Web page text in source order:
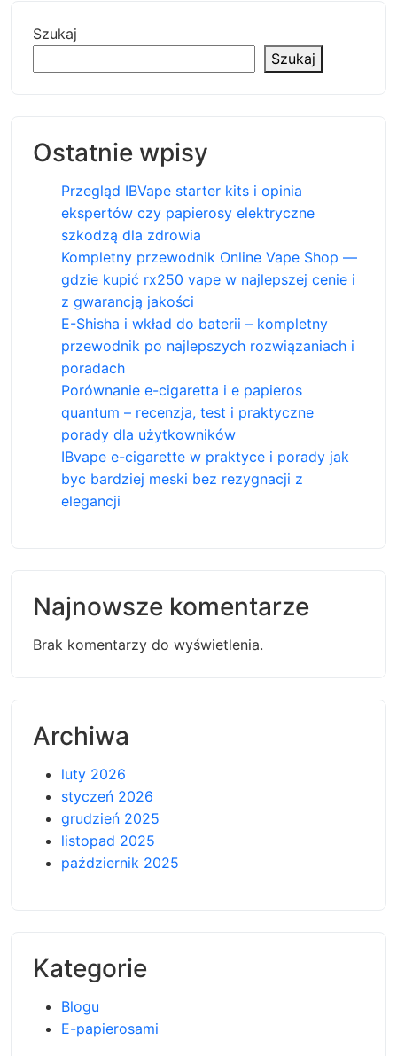
Szukaj
Szukaj
Ostatnie wpisy
Przegląd IBVape starter kits i opinia
ekspertów czy papierosy elektryczne
szkodzą dla zdrowia
Kompletny przewodnik Online Vape Shop —
gdzie kupić rx250 vape w najlepszej cenie i
z gwarancją jakości
E-Shisha i wkład do baterii – kompletny
przewodnik po najlepszych rozwiązaniach i
poradach
Porównanie e-cigaretta i e papieros
quantum – recenzja, test i praktyczne
porady dla użytkowników
IBvape e-cigarette w praktyce i porady jak
byc bardziej meski bez rezygnacji z
elegancji
Najnowsze komentarze
Brak komentarzy do wyświetlenia.
Archiwa
luty 2026
styczeń 2026
grudzień 2025
listopad 2025
październik 2025
Kategorie
Blogu
E-papierosami